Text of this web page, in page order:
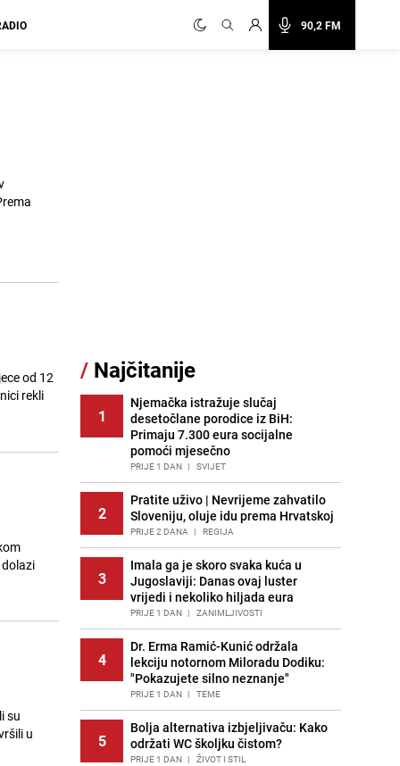
90,2 FM
od 12
rekli
su
u
/ Najčitanije
1
Njemačka istražuje slučaj
desetočlane porodice iz BiH:
Primaju 7.300 eura socijalne
pomoći mjesečno
PRIJE 1 DAN | SVIJET
2
Pratite uživo | Nevrijeme zahvatilo
Sloveniju, oluje idu prema Hrvatskoj
PRIJE 2 DANA | REGIJA
3
Imala ga je skoro svaka kuća u
Jugoslaviji: Danas ovaj luster
vrijedi i nekoliko hiljada eura
PRIJE 1 DAN | ZANIMLJIVOSTI
4
Dr. Erma Ramić-Kunić održala
lekciju notornom Miloradu Dodiku:
"Pokazujete silno neznanje"
PRIJE 1 DAN | TEME
5
Bolja alternativa izbjeljivaču: Kako
održati WC školjku čistom?
PRIJE 1 DAN | ŽIVOT I STIL